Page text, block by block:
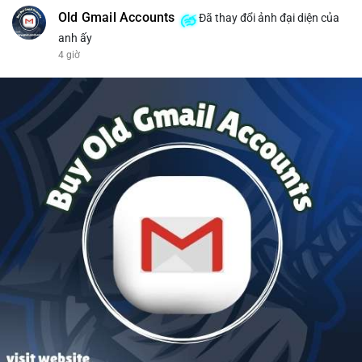
Old Gmail Accounts
Đã thay đổi ảnh đại diện của
anh ấy
4 giờ